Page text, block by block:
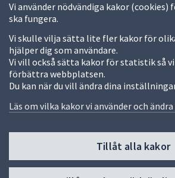
Vi använder nödvändiga kakor
ska fungera.
Vi skulle vilja sätta lite fler kakor för
hjälper dig som användare.
Vi vill också sätta kakor för statistik så
förbättra webbplatsen.
Du kan när du vill ändra dina
Läs om vilka kakor vi använder och
Tillåt alla kakor
Allmänna handlingar och diarium
Behandling av personuppgifter
Kakor
Språk (other languages)
Tillgänglighetsredogörelse
Fler sätt att följa